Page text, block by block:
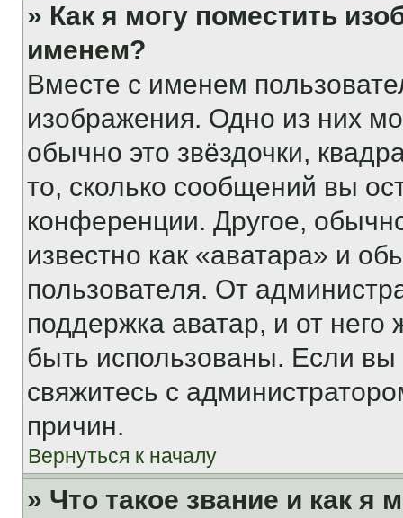
» Как я могу поместить
именем?
Вместе с именем
изображения. Одно из них
обычно это звёздочки,
то, сколько сообщений вы
конференции. Другое,
известно как «аватара» и
пользователя. От
поддержка аватар, и от него
быть использованы. Если
свяжитесь с
причин.
Вернуться к началу
» Что такое звание и как я